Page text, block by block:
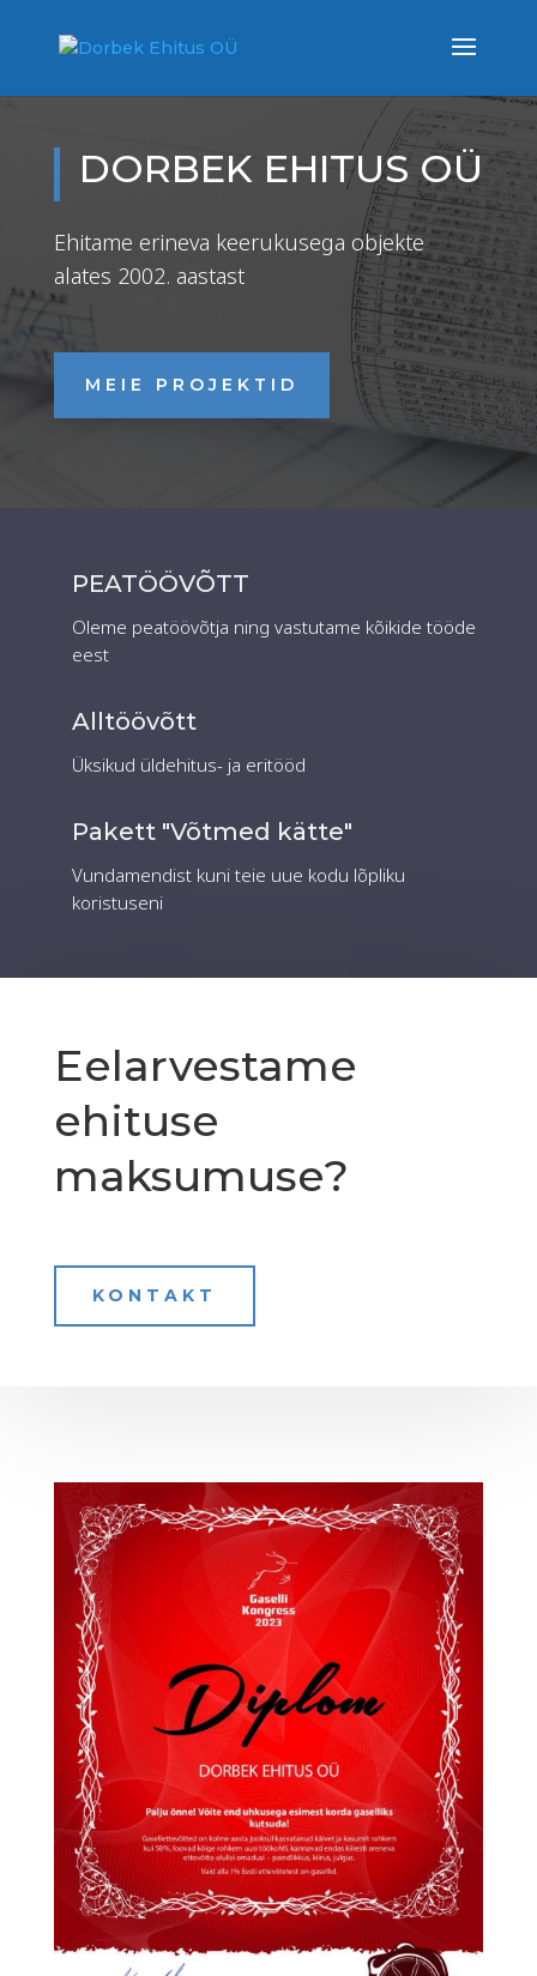
DORBEK EHITUS OÜ
Ehitame erineva keerukusega objekte
alates 2002. aastast
MEIE PROJEKTID
PEATÖÖVÕTT
Oleme peatöövõtja ning vastutame kõikide tööde
eest
Alltöövõtt
Üksikud üldehitus- ja eritööd
Pakett "Võtmed kätte"
Vundamendist kuni teie uue kodu lõpliku
koristuseni
Eelarvestame
ehituse
maksumuse?
KONTAKT